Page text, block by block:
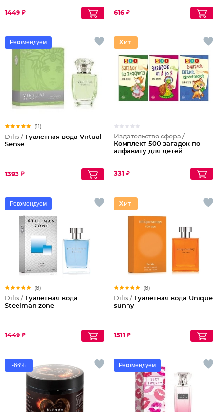
1449 ₽ 616 ₽
Рекомендуем
(11)
Dilis / Туалетная вода Virtual
Sense
1393 ₽
Издательство сфера /
Комплект 500 загадок по
алфавиту для детей
331 ₽
Рекомендуем
(8)
Dilis / Туалетная вода
Steelman zone
1449 ₽
(8)
Dilis / Туалетная вода Unique
sunny
1511 ₽
-66% Рекомендуем